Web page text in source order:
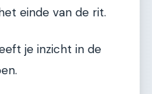
einde van de rit.
je inzicht in de